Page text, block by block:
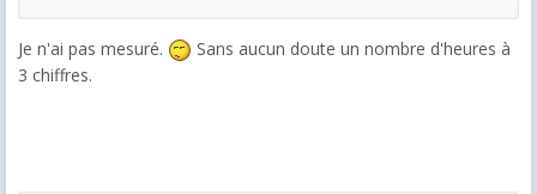
Je n'ai pas mesuré.
Sans aucun doute un nombre d'heures à
3 chiffres.